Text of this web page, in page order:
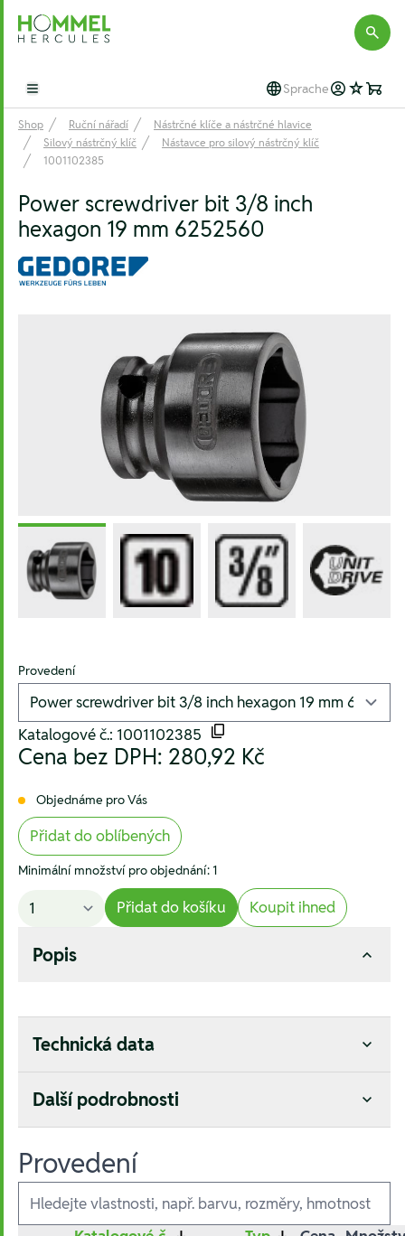
Hommel Hercules
Open main menu Sprache
Shop Ruční nářadí
Nástrčné klíče a nástrčné hlavice
Silový nástrčný klíč
Nástavce pro silový nástrčný klíč
1001102385
Power screwdriver bit 3/8 inch
hexagon 19 mm 6252560
Provedení
Katalogové č.: 1001102385
Cena bez DPH: 280,92 Kč
Objednáme pro Vás
Přidat do oblíbených
Minimální množství pro objednání: 1
Přidat do košíku Koupit ihned
Popis
Technická data
Další podrobnosti
Provedení
Ausführungen